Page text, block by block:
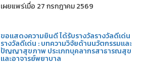
เผยแพร่เมื่อ 27 กรกฎาคม 2569
ขอแสดงความยินดี ได้รับรางวัลรางวัลดีเด่น
รางวัลดีเด่น : บทความวิจัยด้านนวัตกรรมและ
ปัญญาสุขภาพ ประเภทบุคลากรสาธารณสุข
และอาจารย์พยาบาล